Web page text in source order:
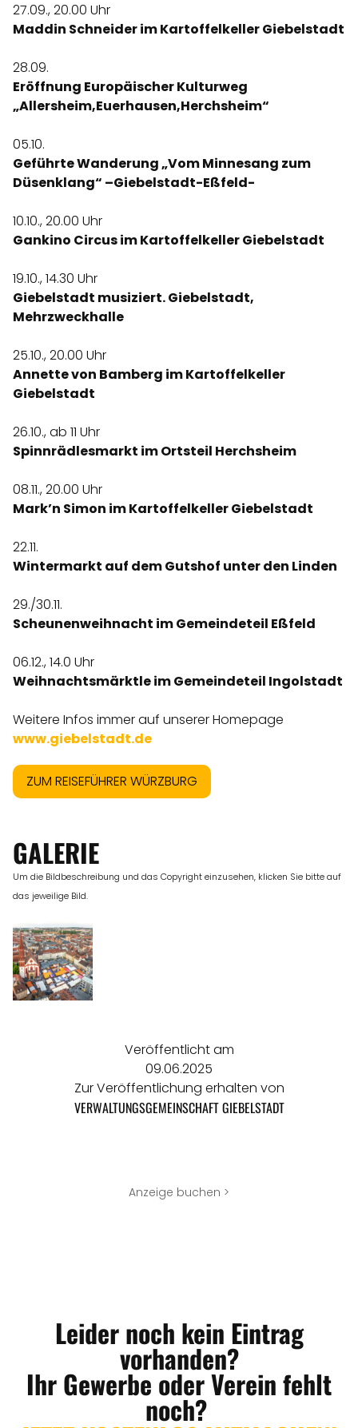
27.09., 20.00 Uhr
Maddin Schneider im Kartoffelkeller Giebelstadt
28.09.
Eröffnung Europäischer Kulturweg
„Allersheim,Euerhausen,Herchsheim“
05.10.
Geführte Wanderung „Vom Minnesang zum
Düsenklang“ –Giebelstadt-Eßfeld-
10.10., 20.00 Uhr
Gankino Circus im Kartoffelkeller Giebelstadt
19.10., 14.30 Uhr
Giebelstadt musiziert. Giebelstadt,
Mehrzweckhalle
25.10., 20.00 Uhr
Annette von Bamberg im Kartoffelkeller
Giebelstadt
26.10., ab 11 Uhr
Spinnrädlesmarkt im Ortsteil Herchsheim
08.11., 20.00 Uhr
Mark’n Simon im Kartoffelkeller Giebelstadt
22.11.
Wintermarkt auf dem Gutshof unter den Linden
29./30.11.
Scheunenweihnacht im Gemeindeteil Eßfeld
06.12., 14.0 Uhr
Weihnachtsmärktle im Gemeindeteil Ingolstadt
Weitere Infos immer auf unserer Homepage
www.giebelstadt.de
ZUM REISEFÜHRER WÜRZBURG
GALERIE
Um die Bildbeschreibung und das Copyright einzusehen, klicken Sie bitte auf
das jeweilige Bild.
Veröffentlicht am
09.06.2025
Zur Veröffentlichung erhalten von
VERWALTUNGSGEMEINSCHAFT GIEBELSTADT
Anzeige buchen >
Leider noch kein Eintrag
vorhanden?
Ihr Gewerbe oder Verein fehlt
noch?